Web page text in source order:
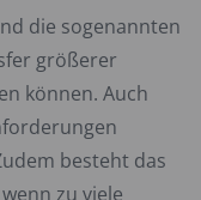
die sogenannten
größerer
können. Auch
besteht das
zu viele